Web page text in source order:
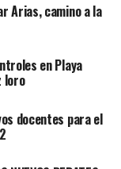
Arias, camino a la
en Playa
loro
docentes para el